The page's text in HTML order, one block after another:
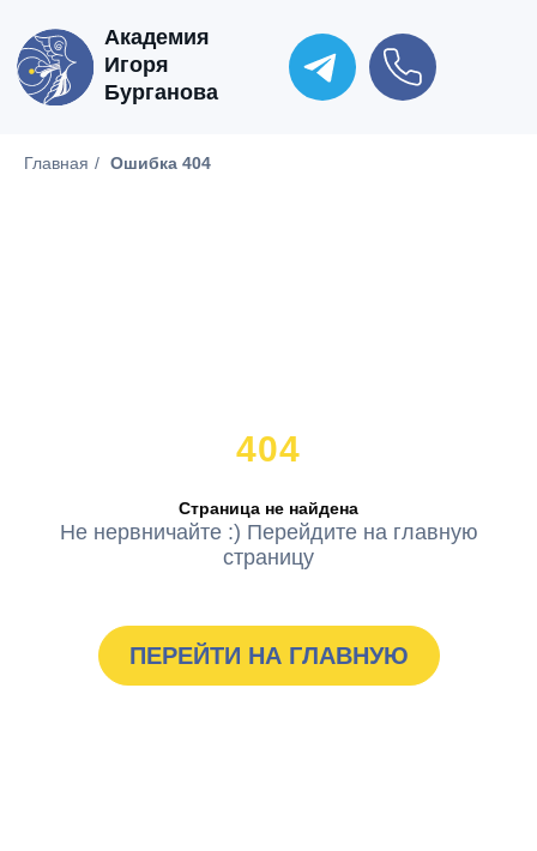
Академия
Игоря
Бурганова
Главная / Ошибка 404
404
Страница не найдена
Не нервничайте :) Перейдите на главную
страницу
ПЕРЕЙТИ НА ГЛАВНУЮ
Академия
Игоря